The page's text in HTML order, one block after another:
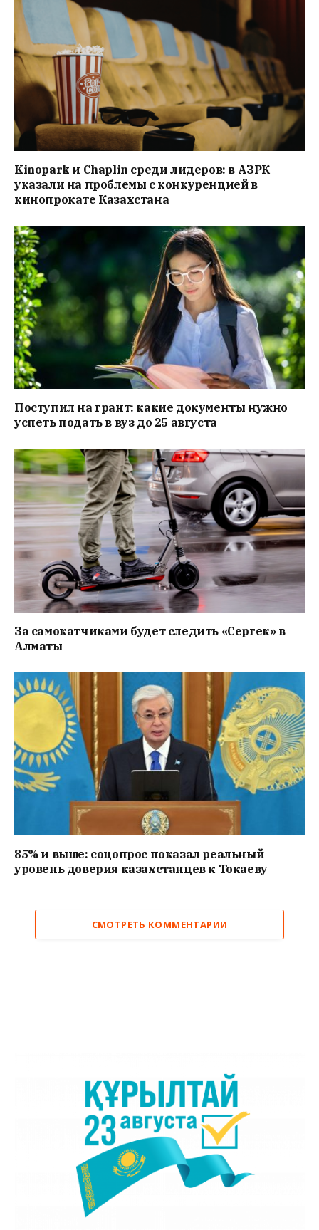
Kinopark и Chaplin среди лидеров: в АЗРК
указали на проблемы с конкуренцией в
кинопрокате Казахстана
Поступил на грант: какие документы нужно
успеть подать в вуз до 25 августа
За самокатчиками будет следить «Сергек» в
Алматы
85% и выше: соцопрос показал реальный
уровень доверия казахстанцев к Токаеву
СМОТРЕТЬ КОММЕНТАРИИ